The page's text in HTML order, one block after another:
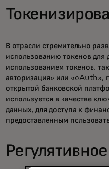
В отрасли стремительно
использованию токенов для
использованием токенов,
авторизация» или «oAuth»,
открытой банковской
используется в качестве
данных, для доступа к
предоставленным